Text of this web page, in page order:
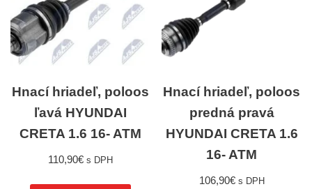
Hnací hriadeľ, poloos
ľavá HYUNDAI
CRETA 1.6 16- ATM
110,90€ s DPH
Hnací hriadeľ, poloos
predná pravá
HYUNDAI CRETA 1.6
16- ATM
106,90€ s DPH